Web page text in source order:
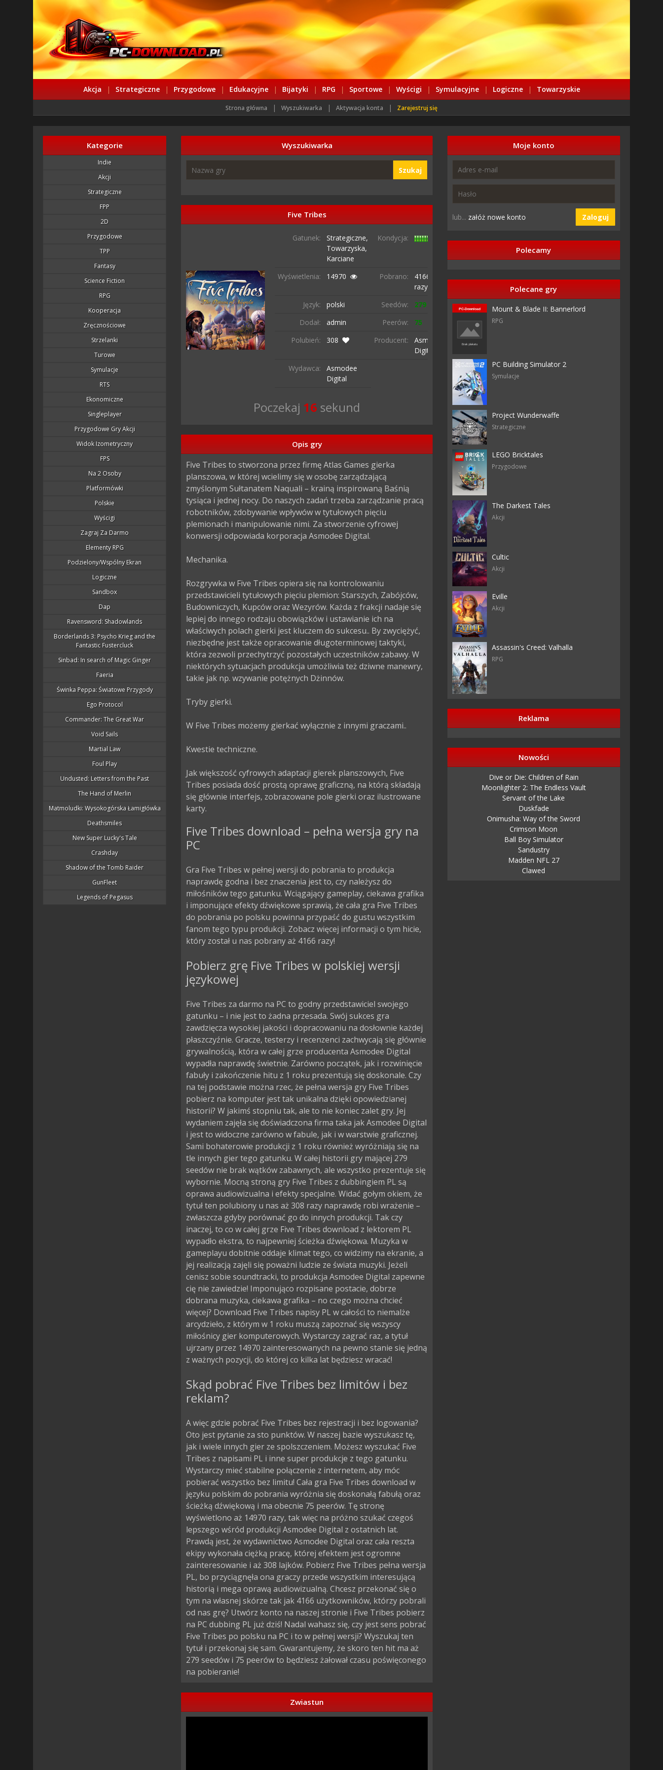
Akcja | Strategiczne | Przygodowe | Edukacyjne | Bijatyki | RPG | Sportowe | Wyścigi | Symulacyjne | Logiczne | Towarzyskie
Strona główna | Wyszukiwarka | Aktywacja konta | Zarejestruj się
Kategorie
Indie
Akcji
Strategiczne
FPP
2D
Przygodowe
TPP
Fantasy
Science Fiction
RPG
Kooperacja
Zręcznościowe
Strzelanki
Turowe
Symulacje
RTS
Ekonomiczne
Singleplayer
Przygodowe Gry Akcji
Widok Izometryczny
FPS
Na 2 Osoby
Platformówki
Polskie
Wyścigi
Zagraj Za Darmo
Elementy RPG
Podzielony/wspólny Ekran
Logiczne
Sandbox
Dap
Ravensword: Shadowlands
Borderlands 3: Psycho Krieg and the
Fantastic Fustercluck
Sinbad: In search of Magic Ginger
Faeria
Świnka Peppa: Światowe Przygody
Ego Protocol
Commander: The Great War
Void Sails
Martial Law
Foul Play
Undusted: Letters from the Past
The Hand of Merlin
Matmoludki: Wysokogórska Łamigłówka
Deathsmiles
New Super Lucky's Tale
Crashday
Shadow of the Tomb Raider
GunFleet
Legends of Pegasus
Wyszukiwarka
Szukaj
Five Tribes
Gatunek:
Strategiczne,
Towarzyska,
Karciane
Kondycja:
Wyświetlenia: 14970 Pobrano:
4166
razy
Język:
polski Seedów:
279
Dodał:
admin Peerów:
75
Polubień:
308 Producent:
Asmodee
Digital
Wydawca:
Asmodee
Digital
Poczekaj 15 sekund
Opis gry
Five Tribes to stworzona przez firmę Atlas Games gierka
planszowa, w której wcielimy się w osobę zarządzającą
zmyślonym Sułtanatem Naquali – krainą inspirowaną Baśnią
tysiąca i jednej nocy. Do naszych zadań trzeba zarządzanie pracą
robotników, zdobywanie wpływów w tytułowych pięciu
plemionach i manipulowanie nimi. Za stworzenie cyfrowej
konwersji odpowiada korporacja Asmodee Digital.
Mechanika.
Rozgrywka w Five Tribes opiera się na kontrolowaniu
przedstawicieli tytułowych pięciu plemion: Starszych, Zabójców,
Budowniczych, Kupców oraz Wezyrów. Każda z frakcji nadaje się
lepiej do innego rodzaju obowiązków i ustawianie ich na
właściwych polach gierki jest kluczem do sukcesu.. By zwyciężyć,
niezbędne jest także opracowanie długoterminowej taktyki,
która zezwoli przechytrzyć pozostałych uczestników zabawy. W
niektórych sytuacjach produkcja umożliwia też dziwne manewry,
takie jak np. wzywanie potężnych Dżinnów.
Tryby gierki.
W Five Tribes możemy gierkać wyłącznie z innymi graczami..
Kwestie techniczne.
Jak większość cyfrowych adaptacji gierek planszowych, Five
Tribes posiada dość prostą oprawę graficzną, na którą składają
się głównie interfejs, zobrazowane pole gierki oraz ilustrowane
karty.
Five Tribes download – pełna wersja gry na
PC
Gra Five Tribes w pełnej wersji do pobrania to produkcja
naprawdę godna i bez znaczenia jest to, czy należysz do
miłośników tego gatunku. Wciągający gameplay, ciekawa grafika
i imponujące efekty dźwiękowe sprawią, że cała gra Five Tribes
do pobrania po polsku powinna przypaść do gustu wszystkim
fanom tego typu produkcji. Zobacz więcej informacji o tym hicie,
który został u nas pobrany aż 4166 razy!
Pobierz grę Five Tribes w polskiej wersji
językowej
Five Tribes za darmo na PC to godny przedstawiciel swojego
gatunku – i nie jest to żadna przesada. Swój sukces gra
zawdzięcza wysokiej jakości i dopracowaniu na dosłownie każdej
płaszczyźnie. Gracze, testerzy i recenzenci zachwycają się głównie
grywalnością, która w całej grze producenta Asmodee Digital
wypadła naprawdę świetnie. Zarówno początek, jak i rozwinięcie
fabuły i zakończenie hitu z 1 roku prezentują się doskonale. Czy
na tej podstawie można rzec, że pełna wersja gry Five Tribes
pobierz na komputer jest tak unikalna dzięki opowiedzianej
historii? W jakimś stopniu tak, ale to nie koniec zalet gry. Jej
wydaniem zajęła się doświadczona firma taka jak Asmodee Digital
i jest to widoczne zarówno w fabule, jak i w warstwie graficznej.
Sami bohaterowie produkcji z 1 roku również wyróżniają się na
tle innych gier tego gatunku. W całej historii gry mającej 279
seedów nie brak wątków zabawnych, ale wszystko prezentuje się
wybornie. Mocną stroną gry Five Tribes z dubbingiem PL są
oprawa audiowizualna i efekty specjalne. Widać gołym okiem, że
tytuł ten polubiony u nas aż 308 razy naprawdę robi wrażenie –
zwłaszcza gdyby porównać go do innych produkcji. Tak czy
inaczej, to co w całej grze Five Tribes download z lektorem PL
wypadło ekstra, to najpewniej ścieżka dźwiękowa. Muzyka w
gameplayu dobitnie oddaje klimat tego, co widzimy na ekranie, a
jej realizacją zajęli się poważni ludzie ze świata muzyki. Jeżeli
cenisz sobie soundtracki, to produkcja Asmodee Digital zapewne
cię nie zawiedzie! Imponująco rozpisane postacie, dobrze
dobrana muzyka, ciekawa grafika – no czego można chcieć
więcej? Download Five Tribes napisy PL w całości to niemalże
arcydzieło, z którym w 1 roku muszą zapoznać się wszyscy
miłośnicy gier komputerowych. Wystarczy zagrać raz, a tytuł
ujrzany przez 14970 zainteresowanych na pewno stanie się jedną
z ważnych pozycji, do której co kilka lat będziesz wracać!
Skąd pobrać Five Tribes bez limitów i bez
reklam?
A więc gdzie pobrać Five Tribes bez rejestracji i bez logowania?
Oto jest pytanie za sto punktów. W naszej bazie wyszukasz tę,
jak i wiele innych gier ze spolszczeniem. Możesz wyszukać Five
Tribes z napisami PL i inne super produkcje z tego gatunku.
Wystarczy mieć stabilne połączenie z internetem, aby móc
pobierać wszystko bez limitu! Cała gra Five Tribes download w
języku polskim do pobrania wyróżnia się doskonałą fabułą oraz
ścieżką dźwiękową i ma obecnie 75 peerów. Tę stronę
wyświetlono aż 14970 razy, tak więc na próżno szukać czegoś
lepszego wśród produkcji Asmodee Digital z ostatnich lat.
Prawdą jest, że wydawnictwo Asmodee Digital oraz cała reszta
ekipy wykonała ciężką pracę, której efektem jest ogromne
zainteresowanie i aż 308 lajków. Pobierz Five Tribes pełna wersja
PL, bo przyciągnęła ona graczy przede wszystkim interesującą
historią i mega oprawą audiowizualną. Chcesz przekonać się o
tym na własnej skórze tak jak 4166 użytkowników, którzy pobrali
od nas grę? Utwórz konto na naszej stronie i Five Tribes pobierz
na PC dubbing PL już dziś! Nadal wahasz się, czy jest sens pobrać
Five Tribes po polsku na PC i to w pełnej wersji? Wyszukaj ten
tytuł i przekonaj się sam. Gwarantujemy, że skoro ten hit ma aż
279 seedów i 75 peerów to będziesz żałował czasu poświęconego
na pobieranie!
Zwiastun
Moje konto
lub... załóż nowe konto Zaloguj
Polecamy
Polecane gry
Mount & Blade II: Bannerlord
RPG
PC Building Simulator 2
Symulacje
Project Wunderwaffe
Strategiczne
LEGO Bricktales
Przygodowe
The Darkest Tales
Akcji
Cultic
Akcji
Eville
Akcji
Assassin's Creed: Valhalla
RPG
Reklama
Nowości
Dive or Die: Children of Rain
Moonlighter 2: The Endless Vault
Servant of the Lake
Duskfade
Onimusha: Way of the Sword
Crimson Moon
Ball Boy Simulator
Sandustry
Madden NFL 27
Clawed